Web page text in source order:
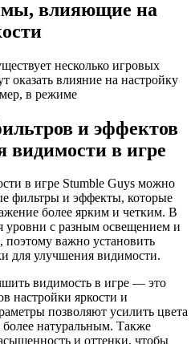
влияющие на
несколько игровых
оказать влияние на настройку
в режиме
и эффектов
видимости в игре
в игре Stumble Guys можно
фильтры и эффекты, которые
более ярким и четким. В
уровни с разным освещением и
важно установить
для улучшения видимости.
видимость в игре — это
настройки яркости и
позволяют усилить цвета
более натуральным. Также
и оттенки, чтобы